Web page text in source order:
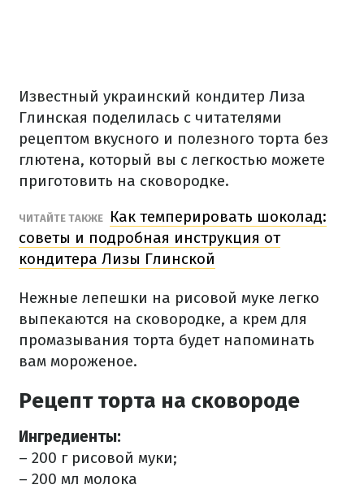
Известный украинский кондитер Лиза
Глинская поделилась с читателями
рецептом вкусного и полезного торта без
глютена, который вы с легкостью можете
приготовить на сковородке.
ЧИТАЙТЕ ТАКЖЕ
Как темперировать шоколад:
советы и подробная инструкция от
кондитера Лизы Глинской
Нежные лепешки на рисовой муке легко
выпекаются на сковородке, а крем для
промазывания торта будет напоминать
вам мороженое.
Рецепт торта на сковороде
Ингредиенты:
– 200 г рисовой муки;
– 200 мл молока